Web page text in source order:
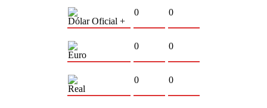
Dólar Oficial +
0 0
Euro
0 0
Real
0 0